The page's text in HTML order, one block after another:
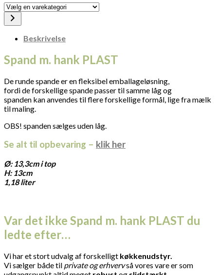
Vælg
en
varekategori
Beskrivelse
Spand m. hank PLAST
De runde spande er en fleksibel emballageløsning,
fordi de forskellige spande passer til samme låg og
spanden kan anvendes til flere forskellige formål, lige fra mælk
til maling.
OBS! spanden sælges uden låg.
Se alt til opbevaring – klik her
Ø: 13,3cm i top
H: 13cm
1,18 liter
Var det ikke Spand m. hank PLAST du
ledte efter…
Vi har et stort udvalg af forskelligt køkkenudstyr.
Vi sælger både til private og erhvervså vores vare er som